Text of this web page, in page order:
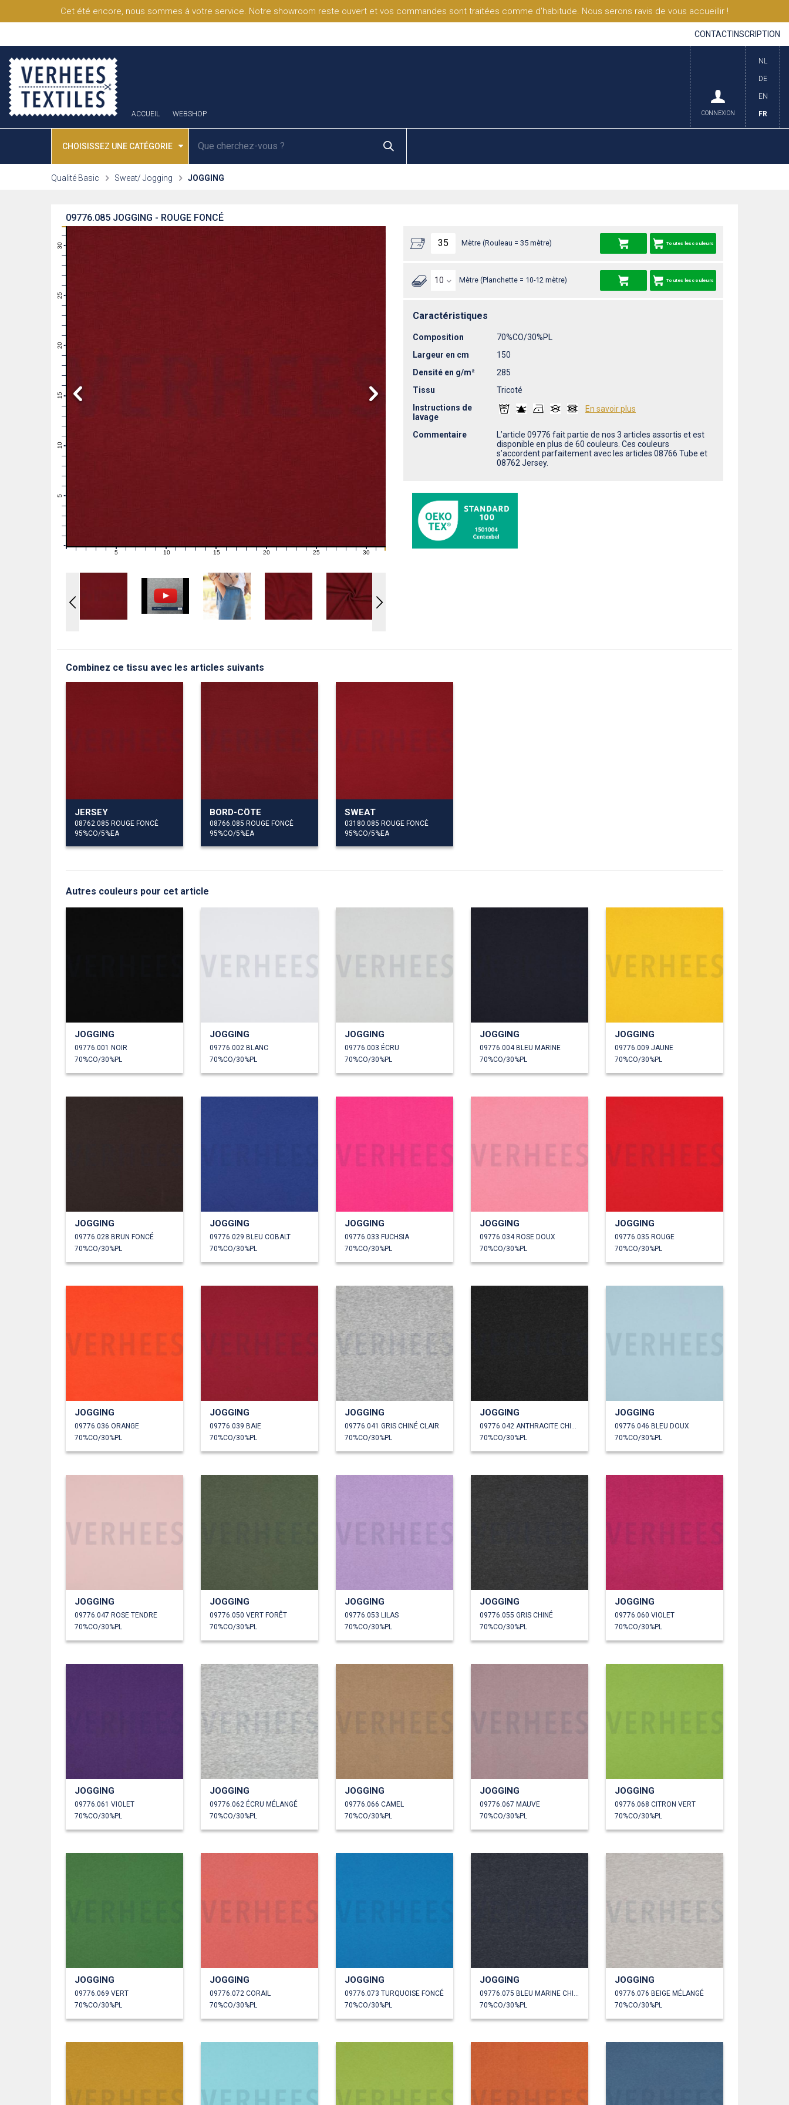
Cet été encore, nous sommes à votre service. Notre showroom reste ouvert et vos commandes sont traitées comme d'habitude. Nous serons ravis de vous accueillir !
CONTACT INSCRIPTION
ACCUEIL WEBSHOP
NL
DE
EN
FR
CONNEXION
CHOISISSEZ UNE CATÉGORIE
Qualité Basic Sweat/ Jogging JOGGING
JOGGING - ROUGE FONCÉ
09776.085
10
11
12
13
14
15
16
17
18
19
20
21
22
23
24
25
26
27
28
29
30
1 2 3 4 6 7 8 9 11 12 13 14 16 17 18 19 21 22 23 24 26 27 28 29 31
Mètre (Rouleau = 35 mètre) Toutes les couleurs
Mètre (Planchette = 10-12 mètre) Toutes les couleurs
Caractéristiques
Composition
70%CO/30%PL
Largeur en cm
150
Densité en g/m²
285
Tissu
Tricoté
Instructions de
lavage
En savoir plus
Commentaire
L’article 09776 fait partie de nos 3 articles assortis et est
disponible en plus de 60 couleurs. Ces couleurs
s’accordent parfaitement avec les articles 08766 Tube et
08762 Jersey.
Combinez ce tissu avec les articles suivants
JERSEY
08762.085 ROUGE FONCÉ
95%CO/5%EA
BORD-CÔTE
08766.085 ROUGE FONCÉ
95%CO/5%EA
SWEAT
03180.085 ROUGE FONCÉ
95%CO/5%EA
Autres couleurs pour cet article
JOGGING
09776.001 NOIR
70%CO/30%PL
JOGGING
09776.002 BLANC
70%CO/30%PL
JOGGING
09776.003 ÉCRU
70%CO/30%PL
JOGGING
09776.004 BLEU MARINE
70%CO/30%PL
JOGGING
09776.009 JAUNE
70%CO/30%PL
JOGGING
09776.028 BRUN FONCÉ
70%CO/30%PL
JOGGING
09776.029 BLEU COBALT
70%CO/30%PL
JOGGING
09776.033 FUCHSIA
70%CO/30%PL
JOGGING
09776.034 ROSE DOUX
70%CO/30%PL
JOGGING
09776.035 ROUGE
70%CO/30%PL
JOGGING
09776.036 ORANGE
70%CO/30%PL
JOGGING
09776.039 BAIE
70%CO/30%PL
JOGGING
09776.041 GRIS CHINÉ CLAIR
70%CO/30%PL
JOGGING
70%CO/30%PL
JOGGING
09776.046 BLEU DOUX
70%CO/30%PL
JOGGING
09776.047 ROSE TENDRE
70%CO/30%PL
JOGGING
09776.050 VERT FORÊT
70%CO/30%PL
JOGGING
09776.053 LILAS
70%CO/30%PL
JOGGING
09776.055 GRIS CHINÉ
70%CO/30%PL
JOGGING
09776.060 VIOLET
70%CO/30%PL
JOGGING
09776.061 VIOLET
70%CO/30%PL
JOGGING
09776.062 ÉCRU MÉLANGÉ
70%CO/30%PL
JOGGING
09776.066 CAMEL
70%CO/30%PL
JOGGING
09776.067 MAUVE
70%CO/30%PL
JOGGING
09776.068 CITRON VERT
70%CO/30%PL
JOGGING
09776.069 VERT
70%CO/30%PL
JOGGING
09776.072 CORAIL
70%CO/30%PL
JOGGING
09776.073 TURQUOISE FONCÉ
70%CO/30%PL
JOGGING
70%CO/30%PL
JOGGING
09776.076 BEIGE MÉLANGÉ
70%CO/30%PL